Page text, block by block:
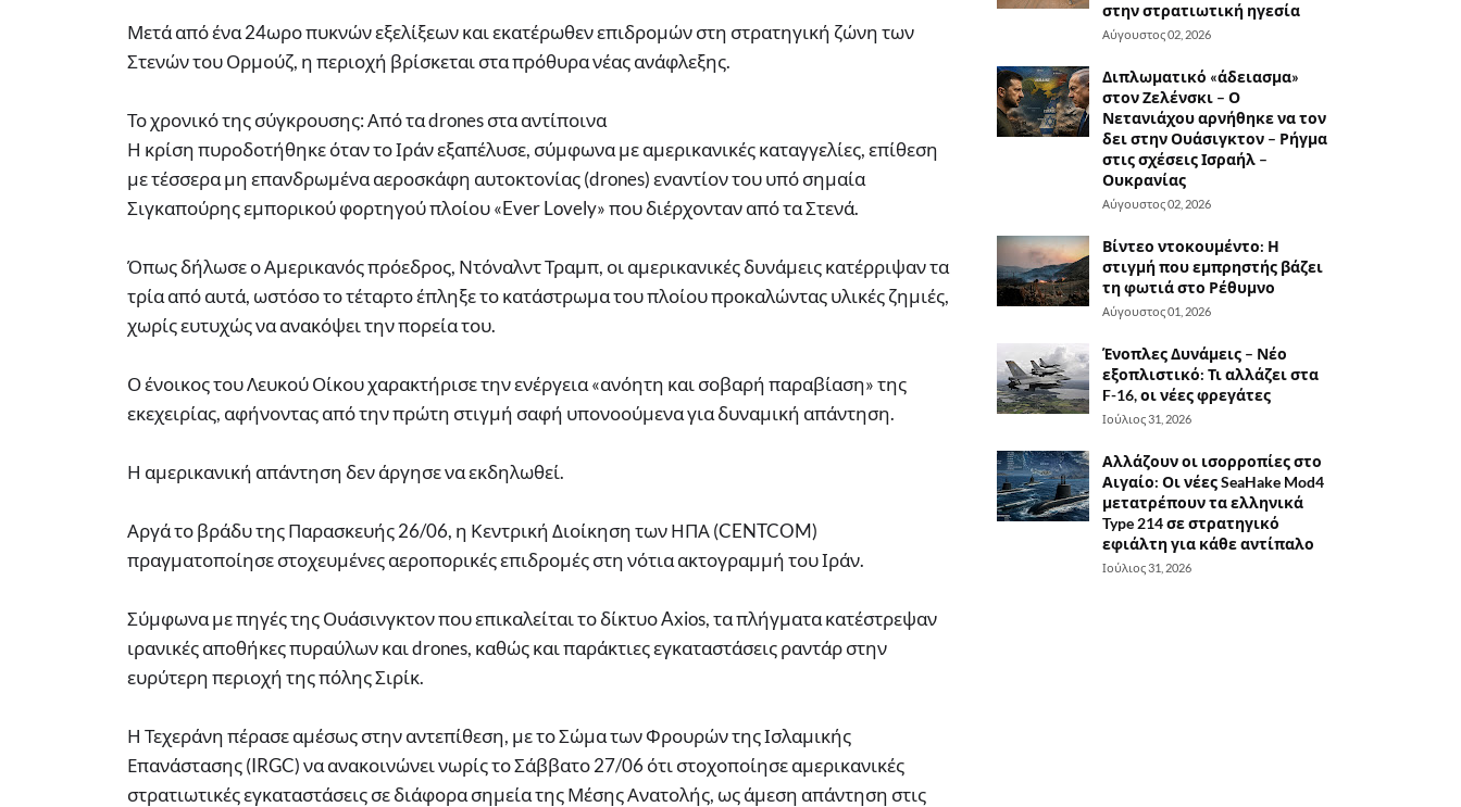
Μετά από ένα 24ωρο πυκνών εξελίξεων και εκατέρωθεν επιδρομών στη στρατηγική ζώνη των
Στενών του Ορμούζ, η περιοχή βρίσκεται στα πρόθυρα νέας ανάφλεξης.
Το χρονικό της σύγκρουσης: Από τα drones στα αντίποινα
Η κρίση πυροδοτήθηκε όταν το Ιράν εξαπέλυσε, σύμφωνα με αμερικανικές καταγγελίες, επίθεση
με τέσσερα μη επανδρωμένα αεροσκάφη αυτοκτονίας (drones) εναντίον του υπό σημαία
Σιγκαπούρης εμπορικού φορτηγού πλοίου «Ever Lovely» που διέρχονταν από τα Στενά.
Όπως δήλωσε ο Αμερικανός πρόεδρος, Ντόναλντ Τραμπ, οι αμερικανικές δυνάμεις κατέρριψαν τα
τρία από αυτά, ωστόσο το τέταρτο έπληξε το κατάστρωμα του πλοίου προκαλώντας υλικές ζημιές,
χωρίς ευτυχώς να ανακόψει την πορεία του.
Ο ένοικος του Λευκού Οίκου χαρακτήρισε την ενέργεια «ανόητη και σοβαρή παραβίαση» της
εκεχειρίας, αφήνοντας από την πρώτη στιγμή σαφή υπονοούμενα για δυναμική απάντηση.
Η αμερικανική απάντηση δεν άργησε να εκδηλωθεί.
Αργά το βράδυ της Παρασκευής 26/06, η Κεντρική Διοίκηση των ΗΠΑ (CENTCOM)
πραγματοποίησε στοχευμένες αεροπορικές επιδρομές στη νότια ακτογραμμή του Ιράν.
Σύμφωνα με πηγές της Ουάσινγκτον που επικαλείται το δίκτυο Axios, τα πλήγματα κατέστρεψαν
ιρανικές αποθήκες πυραύλων και drones, καθώς και παράκτιες εγκαταστάσεις ραντάρ στην
ευρύτερη περιοχή της πόλης Σιρίκ.
Η Τεχεράνη πέρασε αμέσως στην αντεπίθεση, με το Σώμα των Φρουρών της Ισλαμικής
Επανάστασης (IRGC) να ανακοινώνει νωρίς το Σάββατο 27/06 ότι στοχοποίησε αμερικανικές
στρατιωτικές εγκαταστάσεις σε διάφορα σημεία της Μέσης Ανατολής, ως άμεση απάντηση στις
στην στρατιωτική ηγεσία
Αύγουστος 02, 2026
Διπλωματικό «άδειασμα»
στον Ζελένσκι – Ο
Νετανιάχου αρνήθηκε να τον
δει στην Ουάσιγκτον – Ρήγμα
στις σχέσεις Ισραήλ –
Ουκρανίας
Αύγουστος 02, 2026
Βίντεο ντοκουμέντο: Η
στιγμή που εμπρηστής βάζει
τη φωτιά στο Ρέθυμνο
Αύγουστος 01, 2026
Ένοπλες Δυνάμεις – Νέο
εξοπλιστικό: Τι αλλάζει στα
F-16, οι νέες φρεγάτες
Ιούλιος 31, 2026
Αλλάζουν οι ισορροπίες στο
Αιγαίο: Οι νέες SeaHake Mod4
μετατρέπουν τα ελληνικά
Type 214 σε στρατηγικό
εφιάλτη για κάθε αντίπαλο
Ιούλιος 31, 2026